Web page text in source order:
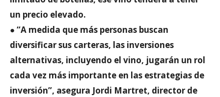
un precio elevado.
● “A medida que más personas buscan
diversificar sus carteras, las inversiones
alternativas, incluyendo el vino, jugarán un rol
cada vez más importante en las estrategias de
inversión”, asegura Jordi Martret, director de